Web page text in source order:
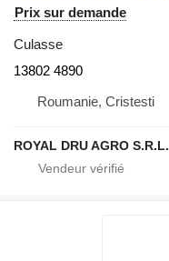
Prix sur demande
Culasse
13802 4890
Roumanie, Cristesti
ROYAL DRU AGRO S.R.L.